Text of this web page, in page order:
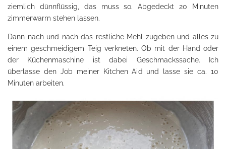
ziemlich dünnflüssig, das muss so. Abgedeckt 20 Minuten
zimmerwarm stehen lassen.
Dann nach und nach das restliche Mehl zugeben und alles zu
einem geschmeidigem Teig verkneten. Ob mit der Hand oder
der Küchenmaschine ist dabei Geschmackssache. Ich
überlasse den Job meiner Kitchen Aid und lasse sie ca. 10
Minuten arbeiten.